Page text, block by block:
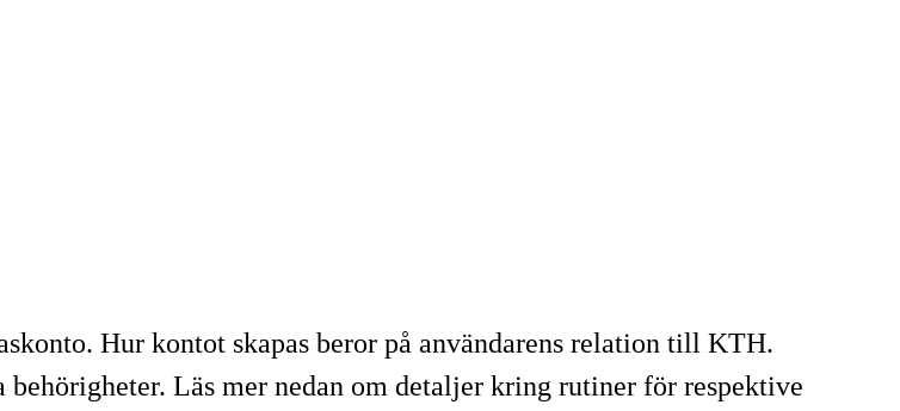
Hur kontot skapas beror på användarens relation till KTH.
Läs mer nedan om detaljer kring rutiner för respektive